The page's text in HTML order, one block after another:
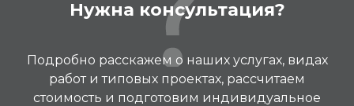
Нужна консультация?
Подробно расскажем о наших услугах, видах
работ и типовых проектах, рассчитаем
стоимость и подготовим индивидуальное